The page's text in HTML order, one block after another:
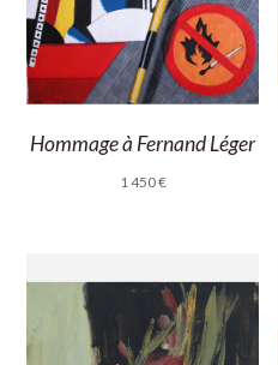
Hommage à Fernand Léger
1 450€